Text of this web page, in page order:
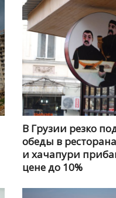
В Грузии резко
обеды в
и хачапури
цене до 10%